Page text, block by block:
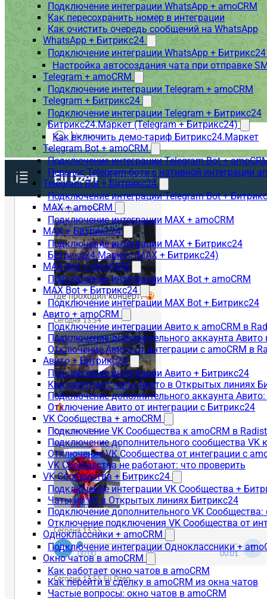
Подключение интеграции WhatsApp + amoCRM
Как пересохранить номер в интеграции
Как очистить очередь сообщений на WhatsApp
WhatsApp + Битрикс24
Подключение интеграции WhatsApp + Битрикс24
Настройка автосоздания чата при отправке
Telegram + amoCRM
Подключение интеграции Telegram + amoCRM
Telegram + Битрикс24
Подключение интеграции Telegram + Битрикс24
Битрикс24.Маркет (Telegram + Битрикс24)
Как включить демо-тариф Битрикс24.Маркет
Telegram Bot + amoCRM
Подключение интеграции Telegram Bot +
Перенос Telegram-бота с нативной интеграции
Telegram Bot + Битрикс24
Подключение интеграции Telegram Bot +
MAX + amoCRM
Подключение интеграции MAX + amoCRM
MAX + Битрикс24
Подключение интеграции MAX + Битрикс24
Битрикс24.Маркет (MAX + Битрикс24)
MAX Bot + amoCRM
Подключение интеграции MAX Bot + amoCRM
MAX Bot + Битрикс24
Подключение интеграции MAX Bot + Битрикс24
Авито + amoCRM
Подключение интеграции Авито к amoCRM в
Подключение дополнительного аккаунта Авито
Отключение Авито от интеграции с amoCRM в
Авито + Битрикс24
Подключение интеграции Авито + Битрикс24
Как работают чаты Авито в Открытых линиях
Подключение дополнительного аккаунта
Отключение Авито от интеграции с Битрикс24
VK Сообщества + amoCRM
Подключение VK Сообщества к amoCRM в
Подключение дополнительного сообщества VK
Отключение VK Сообщества от интеграции с
VK Сообщества не работают: что проверить
VK Сообщества + Битрикс24
Подключение интеграции VK Сообщества +
Чаты из VK в Открытых линиях Битрикс24
Подключение дополнительного VK
Отключение подключения VK Сообщества от
Одноклассники + amoCRM
Подключение интеграции Одноклассники +
Окно чатов в amoCRM
Как работает окно чатов в amoCRM
Как перейти в сделку в amoCRM из окна чатов
Частые вопросы: окно чатов в amoCRM